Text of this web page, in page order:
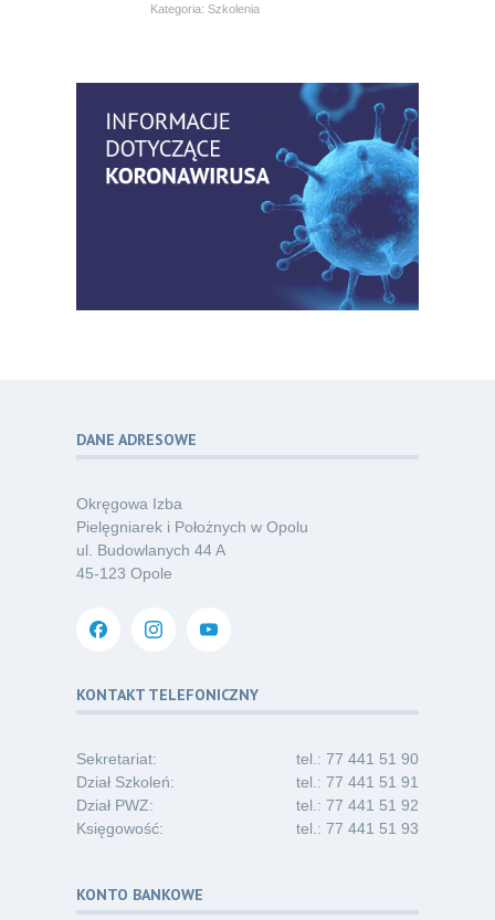
Kategoria: Szkolenia
praktyki – aktualny konsensus ekspertów
w dostępie naczyniowym
Kategoria:Szkolenia
06
Zaproszenie na Ogólnopolską
Konferencję Naukową „Terminologia
w pielęgniarstwie – komunikacja,
standaryzacja, praktyka”
06
Poza sezonem, poza schematem –
o nowym spojrzeniu na profilaktykę
03
Oferta pracy – pielęgniarka/pielęgniarz
06.26
i absolwentów pielęgniarstwa
Kategoria:Komunikaty
DANE ADRESOWE
Okręgowa Izba
Pielęgniarek i Położnych w Opolu
ul. Budowlanych 44 A
45-123 Opole
KONTAKT TELEFONICZNY
Sekretariat:
tel.: 77 441 51 90
Dział Szkoleń:
tel.: 77 441 51 91
Dział PWZ:
tel.: 77 441 51 92
Księgowość:
tel.: 77 441 51 93
KONTO BANKOWE